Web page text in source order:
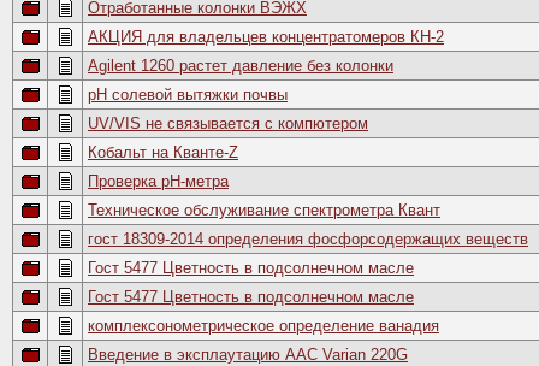
Отработанные колонки ВЭЖХ
АКЦИЯ для владельцев концентратомеров КН-2
Agilent 1260 растет давление без колонки
рН солевой вытяжки почвы
UV/VIS не связывается с компютером
Кобальт на Кванте-Z
Проверка pH-метра
Техническое обслуживание спектрометра Квант
гост 18309-2014 определения фосфорсодержащих веществ
Гост 5477 Цветность в подсолнечном масле
Гост 5477 Цветность в подсолнечном масле
комплексонометрическое определение ванадия
Введение в эксплаутацию ААС Varian 220G